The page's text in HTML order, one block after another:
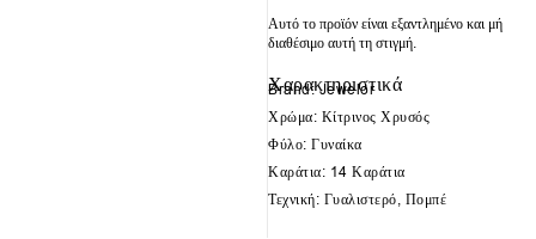
Αυτό το προϊόν είναι εξαντλημένο και μή
διαθέσιμο αυτή τη στιγμή.
Χαρακτηριστικά
Brand: Jewelor
Χρώμα: Κίτρινος Χρυσός
Φύλο: Γυναίκα
Καράτια: 14 Καράτια
Τεχνική: Γυαλιστερό, Πομπέ